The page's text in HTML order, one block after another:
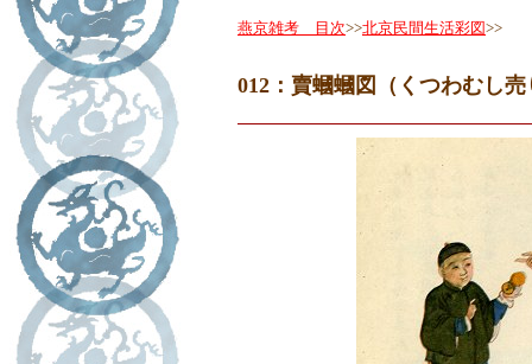
燕京雑考 目次>>北京民間生活彩図>>
012：賣蟈蟈図（くつわむし